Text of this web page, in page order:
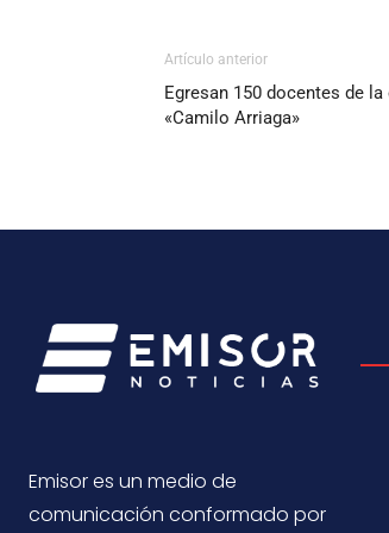
Artículo anterior
Egresan 150 docentes de la
«Camilo Arriaga»
Emisor es un medio de
comunicación conformado por